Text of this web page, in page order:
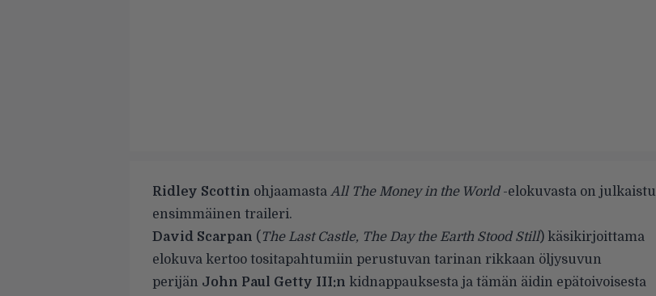
Ridley Scottin ohjaamasta All The Money in the World-elokuvasta on julkaistu
ensimmäinen traileri.
David Scarpan ( The Last Castle, The Day the Earth Stood Still) käsikirjoittama
elokuva kertoo tositapahtumiin perustuvan tarinan rikkaan öljysuvun
perijän John Paul Getty III:n kidnappauksesta ja tämän äidin epätoivoisesta